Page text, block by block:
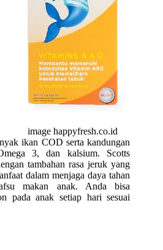
image happyfresh.co.id
ikan COD serta kandungan
3, dan kalsium. Scotts
tambahan rasa jeruk yang
dalam menjaga daya tahan
makan anak. Anda bisa
pada anak setiap hari sesuai